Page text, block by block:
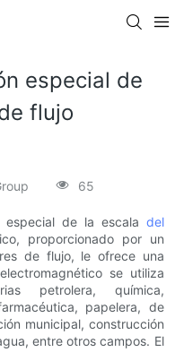
especial de
flujo
65
especial de la escala del
proporcionado por un
de flujo, le ofrece una
se utiliza
petrolera, química,
papelera, de
municipal, construcción
entre otros campos. El